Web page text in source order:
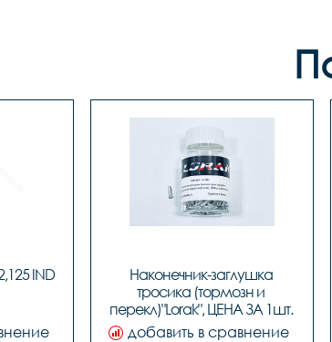
IND
Наконечник-заглушка
тросика (тормозн и
перекл)"Lorak", ЦЕНА ЗА 1шт.
(100шт в бутылке)
добавить в сравнение